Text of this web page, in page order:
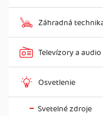
Záhradná
Televízory a audio
Osvetlenie
Svetelné zdroje